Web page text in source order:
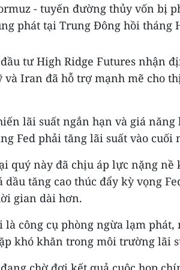
- tuyến đường thủy vốn bị
phát tại Trung Đông hồi tháng
tư High Ridge Futures nhận
và Iran đã hỗ trợ mạnh mẽ cho
lãi suất ngắn hạn và giá
Fed phải tăng lãi suất vào cuối
quý này đã chịu áp lực nặng nề
dầu tăng cao thúc đẩy kỳ vọng
gian dài hơn.
là công cụ phòng ngừa lạm
khó khăn trong môi trường lãi